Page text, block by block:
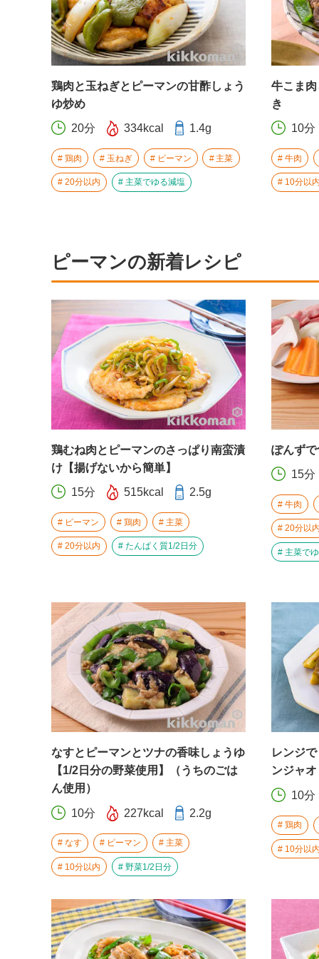
鶏肉と玉ねぎとピーマンの甘酢しょう
ゆ炒め
20分 334kcal 1.4g
鶏肉 玉ねぎ ピーマン 主菜
20分以内 主菜でゆる減塩
牛こま
き
10分
牛肉
10分以
ピーマンの新着レシピ
鶏むね肉とピーマンのさっぱり南蛮漬
け【揚げないから簡単】
15分 515kcal 2.5g
ピーマン 鶏肉 主菜
20分以内 たんぱく質1/2日分
ぽんず
15分
牛肉
20分以
主菜で
なすとピーマンとツナの香味しょうゆ
【1/2日分の野菜使用】（うちのごは
ん使用）
10分 227kcal 2.2g
なす ピーマン 主菜
10分以内 野菜1/2日分
レンジ
ンジャ
10分
鶏肉
10分以